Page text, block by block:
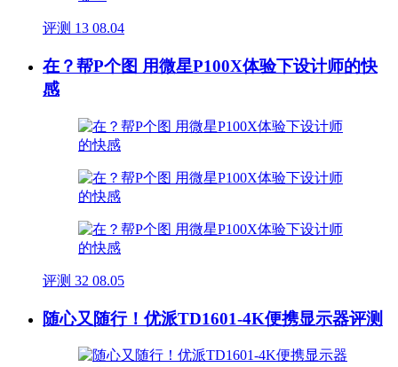
评测 13 08.04
在？帮P个图 用微星P100X体验下设计师的快
感
评测 32 08.05
随心又随行！优派TD1601-4K便携显示器评测